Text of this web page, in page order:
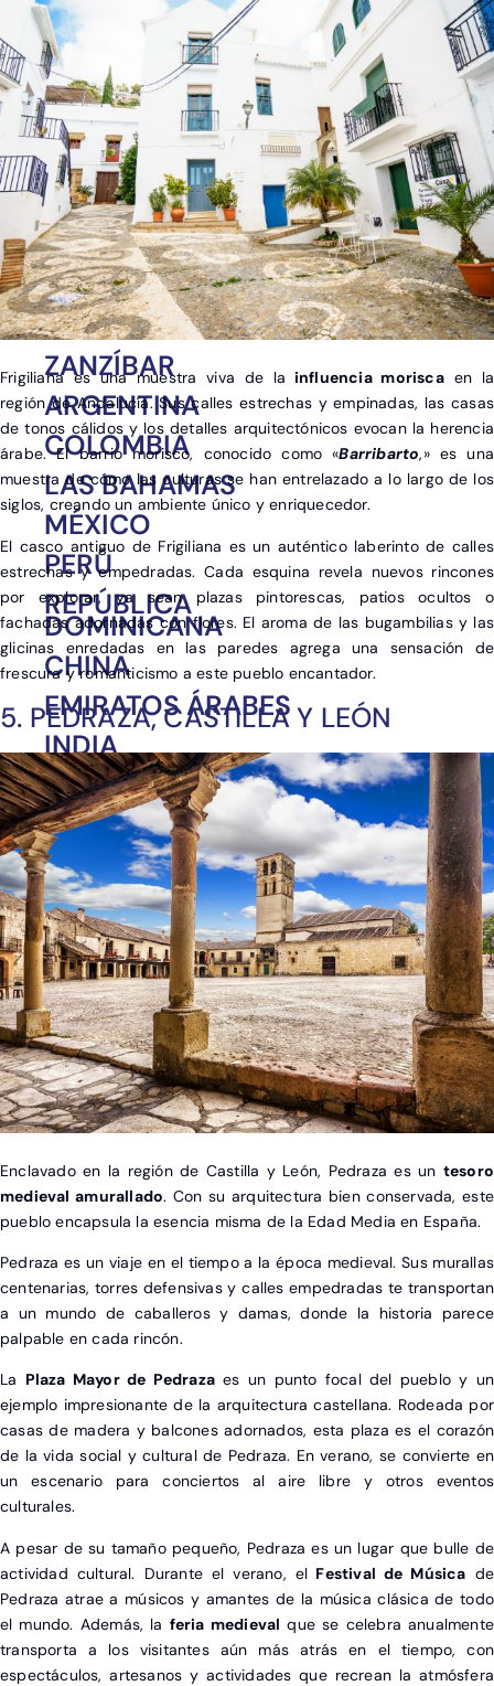
EGIPTO
MARRUECOS
ZANZÍBAR
ARGENTINA
COLOMBIA
LAS BAHAMAS
MÉXICO
PERÚ
REPÚBLICA
DOMINICANA
CHINA
EMIRATOS ÁRABES
INDIA
INDONESIA
JAPÓN
SRI LANKA
TAILANDIA
VIETNAM
X
Frigiliana es una muestra viva de la influencia moriscaen la
región de Andalucía. Sus calles estrechas y empinadas, las casas
de tonos cálidos y los detalles arquitectónicos evocan la herencia
árabe. El barrio morisco, conocido como «Barribarto,» es una
muestra de cómo las culturas se han entrelazado a lo largo de los
siglos, creando un ambiente único y enriquecedor.
El casco antiguo de Frigiliana es un auténtico laberinto de calles
estrechas y empedradas. Cada esquina revela nuevos rincones
por explorar, ya sean plazas pintorescas, patios ocultos o
fachadas adornadas con flores. El aroma de las bugambilias y las
glicinas enredadas en las paredes agrega una sensación de
frescura y romanticismo a este pueblo encantador.
5. PEDRAZA, CASTILLA Y LEÓN
Enclavado en la región de Castilla y León, Pedraza es un tesoro
medieval amurallado. Con su arquitectura bien conservada, este
pueblo encapsula la esencia misma de la Edad Media en España.
Pedraza es un viaje en el tiempo a la época medieval. Sus murallas
centenarias, torres defensivas y calles empedradas te transportan
a un mundo de caballeros y damas, donde la historia parece
palpable en cada rincón.
La Plaza Mayor de Pedraza es un punto focal del pueblo y un
ejemplo impresionante de la arquitectura castellana. Rodeada por
casas de madera y balcones adornados, esta plaza es el corazón
de la vida social y cultural de Pedraza. En verano, se convierte en
un escenario para conciertos al aire libre y otros eventos
culturales.
A pesar de su tamaño pequeño, Pedraza es un lugar que bulle de
actividad cultural. Durante el verano, el Festival de Música de
Pedraza atrae a músicos y amantes de la música clásica de todo
el mundo. Además, la feria medieval que se celebra anualmente
transporta a los visitantes aún más atrás en el tiempo, con
espectáculos, artesanos y actividades que recrean la atmósfera